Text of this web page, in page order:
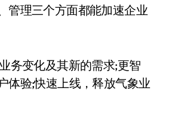
管理三个方面都能加速企业
务变化及其新的需求;更智
体验;快速上线，释放气象业